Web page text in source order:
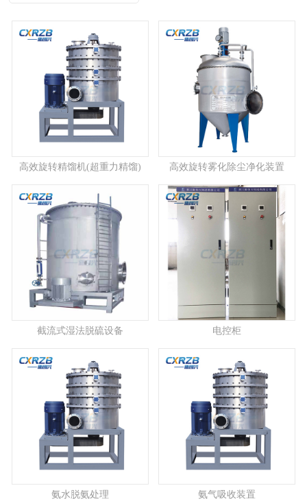
高效旋转精馏机(超重力精馏) 高效旋转雾化除尘净化装置
截流式湿法脱硫设备 电控柜
氨水脱氨处理 氨气吸收装置